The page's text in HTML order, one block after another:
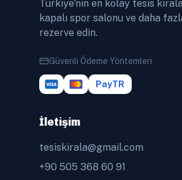
Türkiye'nin en kolay tesis
kapalı spor salonu ve daha
rezerve edin.
Güvenli Ödeme Yöntemleri
PayTR
İletişim
tesiskirala@gmail.com
+90 505 368 60 91